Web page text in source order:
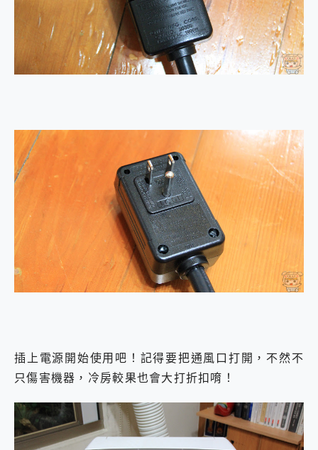
插上電源開始使用吧！記得要把通風口打開，不然不
只傷害機器，冷房較果也會大打折扣唷！